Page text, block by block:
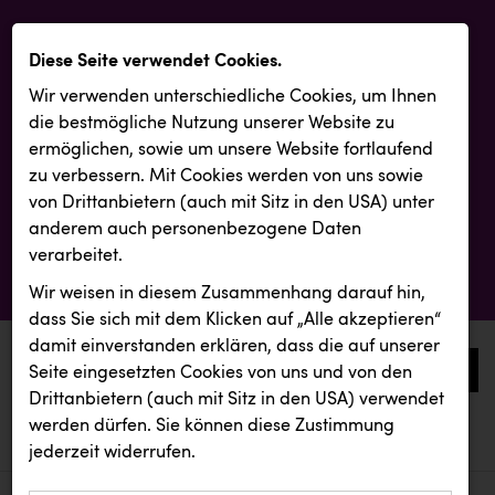
0
aktuelle aussendungen
aktuelle aussendungen
Diese Seite verwendet Cookies.
Wir verwenden unterschiedliche Cookies, um Ihnen
die best­mögliche Nutzung unserer Website zu
ermöglichen, sowie um unsere Website fortlaufend
zu verbessern. Mit Cookies werden von uns sowie
von Drittanbietern (auch mit Sitz in den USA) unter
anderem auch personenbezogene Daten
verarbeitet.
Wir weisen in diesem Zusammenhang darauf hin,
dass Sie sich mit dem Klicken auf „Alle akzeptieren“
damit ein­ver­standen erklären, dass die auf unserer
Seite eingesetzten Cookies von uns und von den
Drittanbietern (auch mit Sitz in den USA) verwendet
werden dürfen. Sie können diese Zustimmung
jederzeit widerrufen.